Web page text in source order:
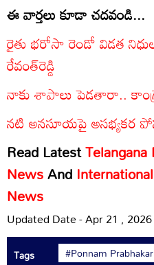
ఈ వార్తలు కూడా చదవండి...
రైతు భరోసా రెండో విడత
రేవంత్‌‌రెడ్డి
నాకు శాపాలు పెడతారా..
నటి అనసూయపై అసభ్యకర
Read Latest
NewsAnd
News
Updated Date - Apr 21 ,
Tags #Ponnam Prabhakar